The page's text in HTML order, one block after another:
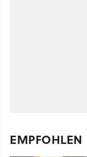
EMPFOHLEN